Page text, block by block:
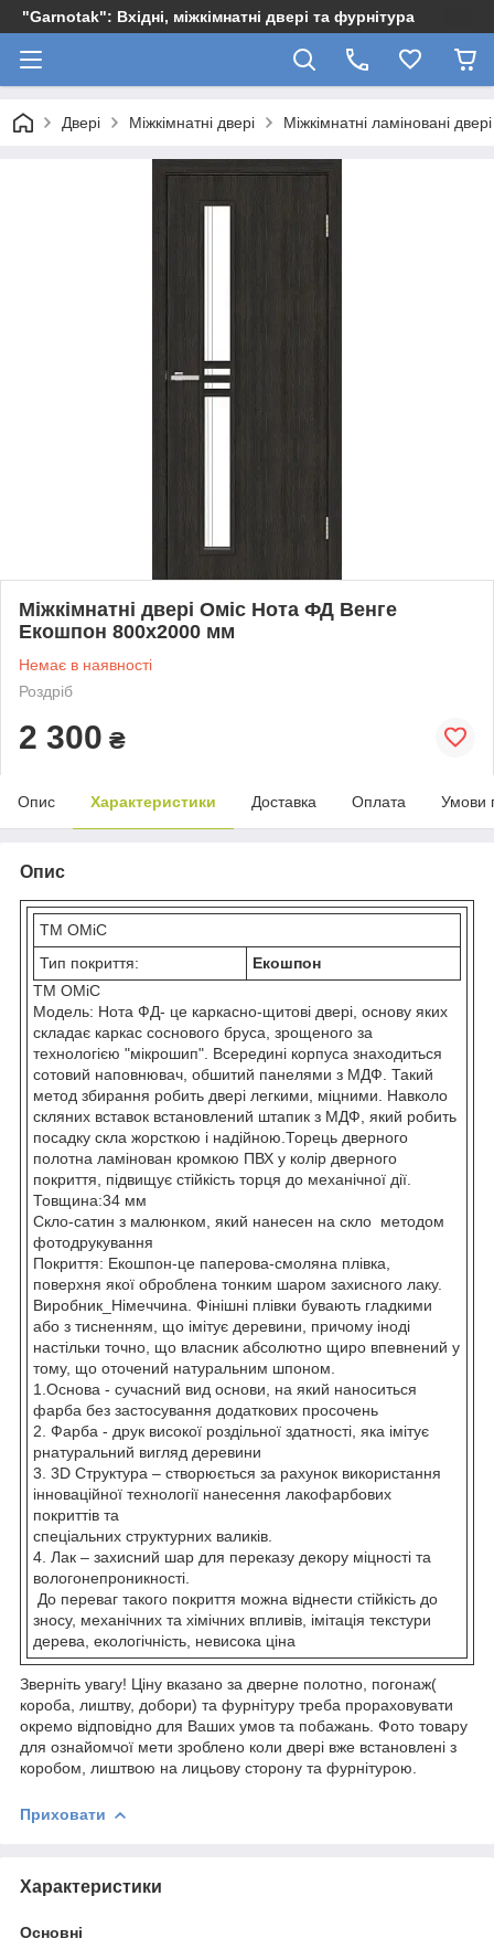
"Garnotak": Вхідні, міжкімнатні двері та фурнітура
Двері Міжкімнатні двері Міжкімнатні ламіновані двері
Міжкімнатні двері Оміс Нота ФД Венге
Екошпон 800х2000 мм
Немає в наявності
Роздріб
2 300 ₴
Опис Характеристики Доставка Оплата Умови
Опис
ТМ ОМіС
Тип покриття:
Екошпон
ТМ ОМіС
Модель: Нота ФД- це каркасно-щитові двері, основу яких
складає каркас соснового бруса, зрощеного за
технологією "мікрошип". Всередині корпуса знаходиться
сотовий наповнювач, обшитий панелями з МДФ. Такий
метод збирання робить двері легкими, міцними. Навколо
скляних вставок встановлений штапик з МДФ, який робить
посадку скла жорсткою і надійною.Торець дверного
полотна ламінован кромкою ПВХ у колір дверного
покриття, підвищує стійкість торця до механічної дії.
Товщина:34 мм
Скло-сатин з малюнком, який нанесен на скло методом
фотодрукування
Покриття: Екошпон-це паперова-смоляна плівка,
поверхня якої оброблена тонким шаром захисного лаку.
Виробник_Німеччина. Фінішні плівки бувають гладкими
або з тисненням, що імітує деревини, причому іноді
настільки точно, що власник абсолютно щиро впевнений у
тому, що оточений натуральним шпоном.
1.Основа - сучасний вид основи, на який наноситься
фарба без застосування додаткових просочень
2. Фарба - друк високої роздільної здатності, яка імітує
рнатуральний вигляд деревини
3. 3D Структура – створюється за рахунок використання
інноваційної технології нанесення лакофарбових
покриттів та
спеціальних структурних валиків.
4. Лак – захисний шар для переказу декору міцності та
вологонепроникності.
До переваг такого покриття можна віднести стійкість до
зносу, механічних та хімічних впливів, імітація текстури
дерева, екологічність, невисока ціна
Зверніть увагу! Ціну вказано за дверне полотно, погонаж(
короба, лиштву, добори) та фурнітуру треба прораховувати
окремо відповідно для Ваших умов та побажань. Фото товару
для ознайомчої мети зроблено коли двері вже встановлені з
коробом, лиштвою на лицьову сторону та фурнітурою.
Приховати
Характеристики
Основні